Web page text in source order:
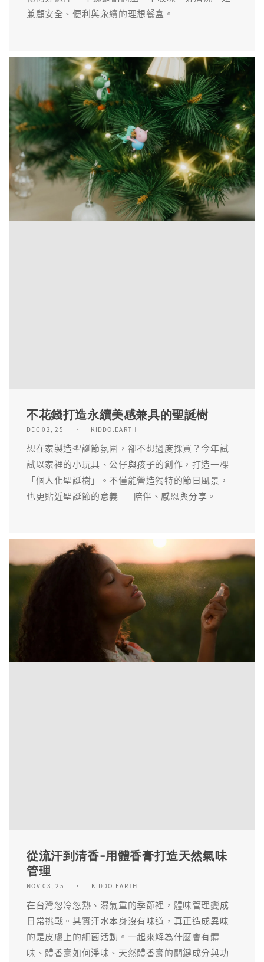
兼顧安全、便利與永續的理想餐盒。
不花錢打造永續美感兼具的聖誕樹
DEC 02, 25 KIDDO.EARTH
想在家製造聖誕節氛圍，卻不想過度採買？今年試
試以家裡的小玩具、公仔與孩子的創作，打造一棵
「個人化聖誕樹」。不僅能營造獨特的節日風景，
也更貼近聖誕節的意義——陪伴、感恩與分享。
從流汗到清香-用體香膏打造天然氣味
管理
NOV 03, 25 KIDDO.EARTH
在台灣忽冷忽熱、濕氣重的季節裡，體味管理變成
日常挑戰。其實汗水本身沒有味道，真正造成異味
的是皮膚上的細菌活動。一起來解為什麼會有體
味、體香膏如何淨味、天然體香膏的關鍵成分與功